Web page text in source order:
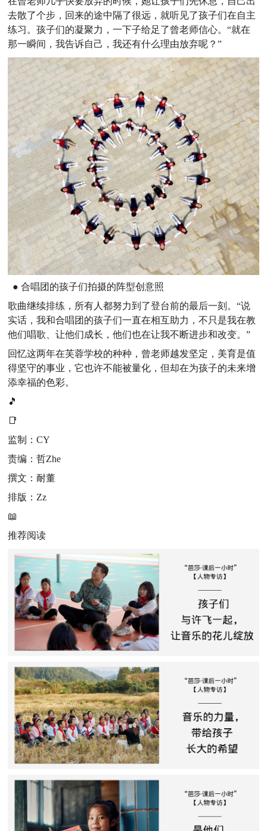
去散了个步，回来的途中隔了很远，就听见了孩子们在自主
练习。孩子们的凝聚力，一下子给足了曾老师信心。“就在
那一瞬间，我告诉自己，我还有什么理由放弃呢？”
● 合唱团的孩子们拍摄的阵型创意照
歌曲继续排练，所有人都努力到了登台前的最后一刻。“说
实话，我和合唱团的孩子们一直在相互助力，不只是我在教
他们唱歌、让他们成长，他们也在让我不断进步和改变。”
回忆这两年在芙蓉学校的种种，曾老师越发坚定，美育是值
得坚守的事业，它也许不能被量化，但却在为孩子的未来增
添幸福的色彩。
🎵
📑
监制：CY
责编：哲Zhe
撰文：耐董
排版：Zz
📖
推荐阅读